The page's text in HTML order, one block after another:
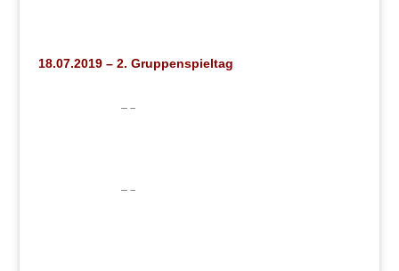
18.07.2019 – 2. Gruppenspieltag